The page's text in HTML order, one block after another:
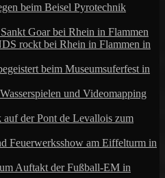
beim Beisel Pyrotechnik
Goar bei Rhein in Flammen
rockt bei Rhein in Flammen in
beim Museumsuferfest in
und Videomapping
der Pont de Levallois zum
Feuerwerksshow am Eiffelturm in
Auftakt der Fußball-EM in